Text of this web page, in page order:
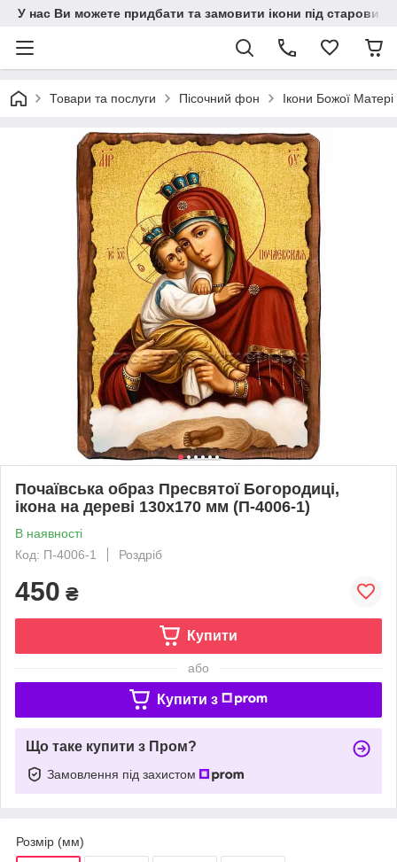
У нас Ви можете придбати та замовити ікони під
Товари та послуги Пісочний фон Ікони Божої Матері
Почаївська образ Пресвятої Богородиці,
ікона на дереві 130х170 мм (П-4006-1)
В наявності
Код: П-4006-1
Роздріб
450 ₴
Купити
або
Купити з
Що таке купити з Пром?
Замовлення під захистом
Розмір (мм)